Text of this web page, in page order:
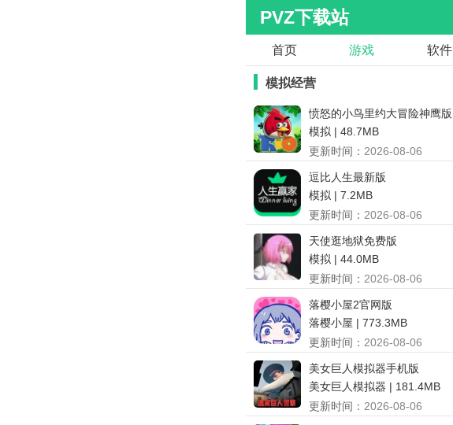
PVZ下载站
首页 游戏 软件
模拟经营
愤怒的小鸟里约大冒险神鹰版
模拟 | 48.7MB
更新时间： 2026-08-06
逗比人生最新版
模拟 | 7.2MB
更新时间： 2026-08-06
天使逛地狱免费版
模拟 | 44.0MB
更新时间： 2026-08-06
落樱小屋2官网版
落樱小屋 | 773.3MB
更新时间： 2026-08-06
美女巨人模拟器手机版
美女巨人模拟器 | 181.4MB
更新时间： 2026-08-06